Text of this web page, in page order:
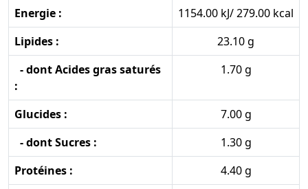
Energie :
1154.00 kJ/ 279.00 kcal
Lipides :
23.10 g
- dont Acides gras saturés
:
1.70 g
Glucides :
7.00 g
- dont Sucres :
1.30 g
Protéines :
4.40 g